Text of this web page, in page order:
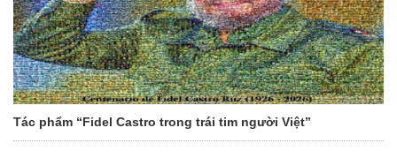
Tác phẩm “Fidel Castro trong trái tim người Việt”